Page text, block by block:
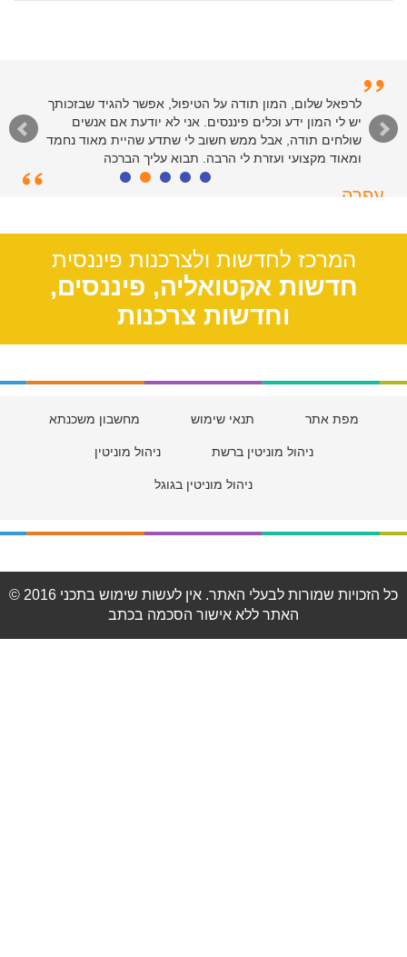
לרפאל שלום, המון תודה על הטיפול, אפשר להגיד שבזכותך
יש לי המון ידע וכלים פיננסים. אני לא יודעת אם אנשים
שולחים תודה, אבל ממש חשוב לי שתדע שהיית מאוד נחמד
ומאוד מקצועי ועזרת לי הרבה. תבוא עליך הברכה
עפרה
המרכז לחדשות ולצרכנות פיננסית
חדשות אקטואליה, פיננסים,
וחדשות צרכנות
מפת אתר תנאי שימוש מחשבון משכנתא
ניהול מוניטין ברשת ניהול מוניטין
ניהול מוניטין בגוגל
© 2016 כל הזכויות שמורות לבעלי האתר. אין לעשות שימוש בתכני
האתר ללא אישור הסכמה בכתב